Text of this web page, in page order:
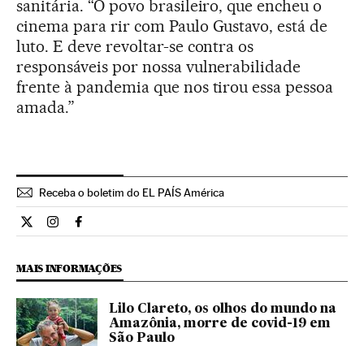
sanitária. “O povo brasileiro, que encheu o
cinema para rir com Paulo Gustavo, está de
luto. E deve revoltar-se contra os
responsáveis por nossa vulnerabilidade
frente à pandemia que nos tirou essa pessoa
amada.”
Receba o boletim do EL PAÍS América
Cultura El País Brasil en Twitter
Cultura El País Brasil en Instagram
Cultura El País Brasil en Facebook
MAIS INFORMAÇÕES
Lilo Clareto, os olhos do mundo na
Amazônia, morre de covid-19 em
São Paulo